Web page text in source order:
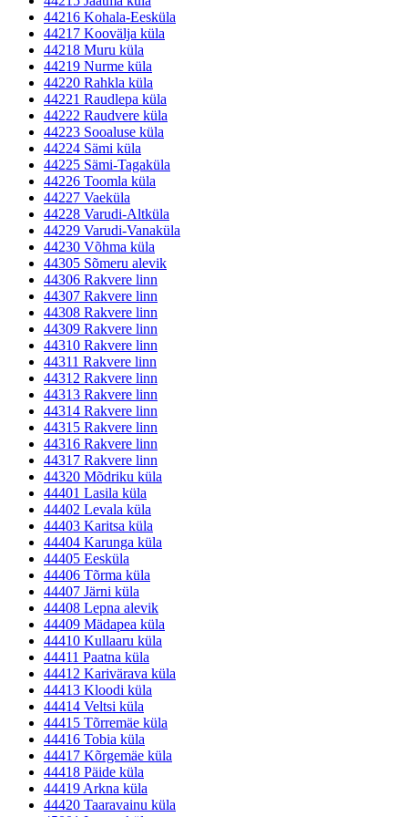
44216 Kohala-Eesküla
44217 Koovälja küla
44218 Muru küla
44219 Nurme küla
44220 Rahkla küla
44221 Raudlepa küla
44222 Raudvere küla
44223 Sooaluse küla
44224 Sämi küla
44225 Sämi-Tagaküla
44226 Toomla küla
44227 Vaeküla
44228 Varudi-Altküla
44229 Varudi-Vanaküla
44230 Võhma küla
44305 Sõmeru alevik
44306 Rakvere linn
44307 Rakvere linn
44308 Rakvere linn
44309 Rakvere linn
44310 Rakvere linn
44311 Rakvere linn
44312 Rakvere linn
44313 Rakvere linn
44314 Rakvere linn
44315 Rakvere linn
44316 Rakvere linn
44317 Rakvere linn
44320 Mõdriku küla
44401 Lasila küla
44402 Levala küla
44403 Karitsa küla
44404 Karunga küla
44405 Eesküla
44406 Tõrma küla
44407 Järni küla
44408 Lepna alevik
44409 Mädapea küla
44410 Kullaaru küla
44411 Paatna küla
44412 Karivärava küla
44413 Kloodi küla
44414 Veltsi küla
44415 Tõrremäe küla
44416 Tobia küla
44417 Kõrgemäe küla
44418 Päide küla
44419 Arkna küla
44420 Taaravainu küla